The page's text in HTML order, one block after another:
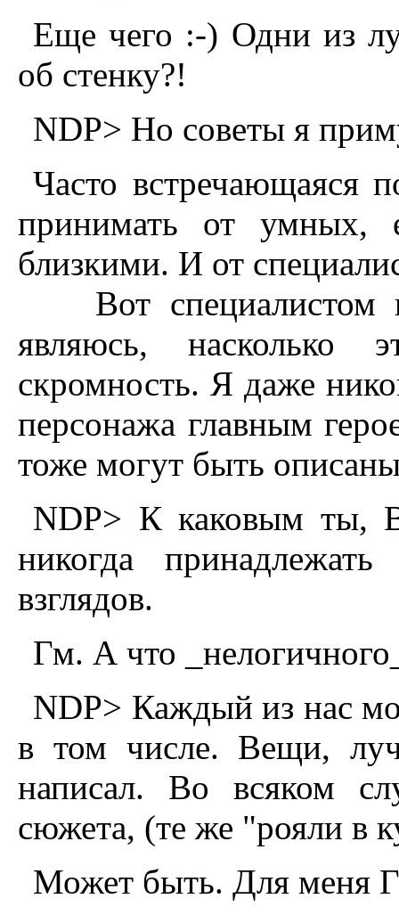
Еще чего :-) Одни из
об стенку?!
NDP> Hо советы я
Часто встречающаяся
принимать от умных,
близкими. И от
Вот специалистом
являюсь,
скромность. Я даже
персонажа главным
тоже могут быть
NDP> К каковым ты,
никогда
взглядов.
Гм. А что
NDP> Каждый из нас
в том числе. Вещи,
написал. Во всяком
сюжета, (те же "рояли в
Может быть. Для меня